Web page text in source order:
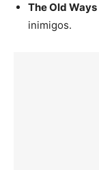
The Old Ways
inimigos.